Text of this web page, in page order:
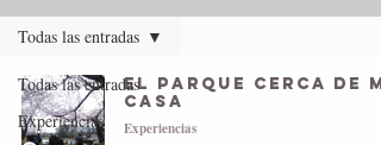
Todas las entradas
Experiencias
Todas las entradas
El parque cerca de
casa
Experiencias